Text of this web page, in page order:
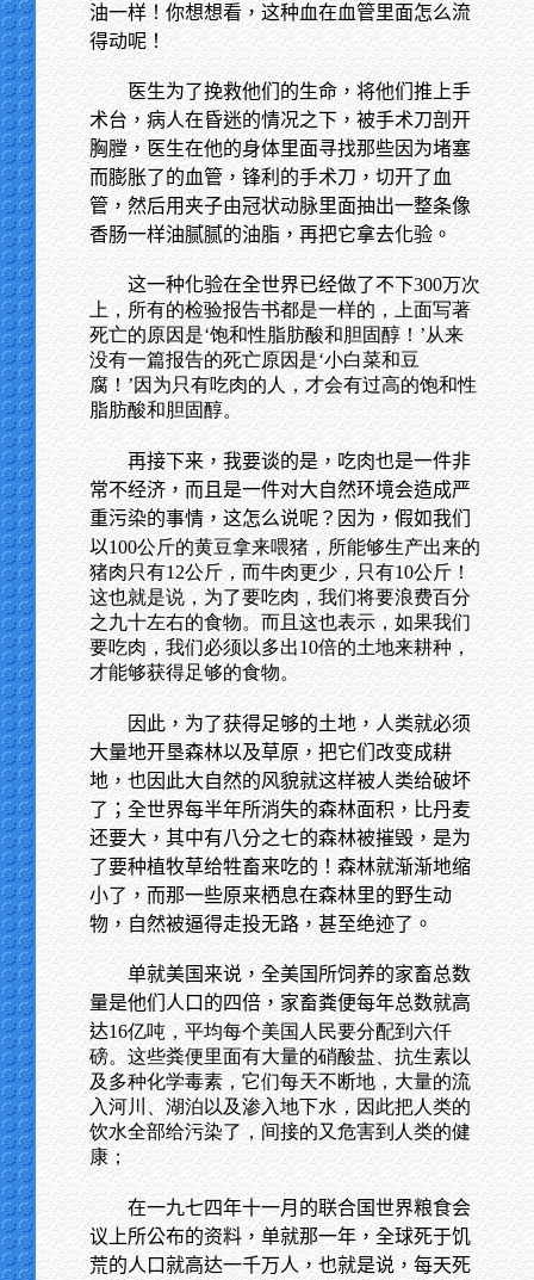
油一样！你想想看，这种血在血管里面怎么流
得动呢！
医生为了挽救他们的生命，将他们推上手
术台，病人在昏迷的情况之下，被手术刀剖开
胸膛，医生在他的身体里面寻找那些因为堵塞
而膨胀了的血管，锋利的手术刀，切开了血
管，然后用夹子由冠状动脉里面抽出一整条像
香肠一样油腻腻的油脂，再把它拿去化验。
这一种化验在全世界已经做了不下300万次
上，所有的检验报告书都是一样的，上面写著
死亡的原因是‘饱和性脂肪酸和胆固醇！’从来
没有一篇报告的死亡原因是‘小白菜和豆
腐！’因为只有吃肉的人，才会有过高的饱和性
脂肪酸和胆固醇。
再接下来，我要谈的是，吃肉也是一件非
常不经济，而且是一件对大自然环境会造成严
重污染的事情，这怎么说呢？因为，假如我们
以100公斤的黄豆拿来喂猪，所能够生产出来的
猪肉只有12公斤，而牛肉更少，只有10公斤！
这也就是说，为了要吃肉，我们将要浪费百分
之九十左右的食物。而且这也表示，如果我们
要吃肉，我们必须以多出10倍的土地来耕种，
才能够获得足够的食物。
因此，为了获得足够的土地，人类就必须
大量地开垦森林以及草原，把它们改变成耕
地，也因此大自然的风貌就这样被人类给破坏
了；全世界每半年所消失的森林面积，比丹麦
还要大，其中有八分之七的森林被摧毁，是为
了要种植牧草给牲畜来吃的！森林就渐渐地缩
小了，而那一些原来栖息在森林里的野生动
物，自然被逼得走投无路，甚至绝迹了。
单就美国来说，全美国所饲养的家畜总数
量是他们人口的四倍，家畜粪便每年总数就高
达16亿吨，平均每个美国人民要分配到六仟
磅。这些粪便里面有大量的硝酸盐、抗生素以
及多种化学毒素，它们每天不断地，大量的流
入河川、湖泊以及渗入地下水，因此把人类的
饮水全部给污染了，间接的又危害到人类的健
康；
在一九七四年十一月的联合国世界粮食会
议上所公布的资料，单就那一年，全球死于饥
荒的人口就高达一千万人，也就是说，每天死